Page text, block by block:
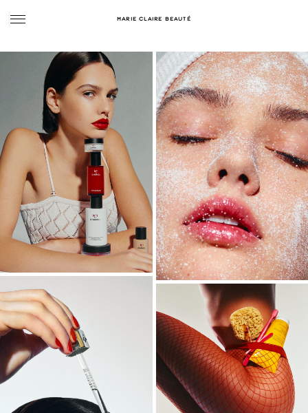
MARIE CLAIRE BEAUTÉ